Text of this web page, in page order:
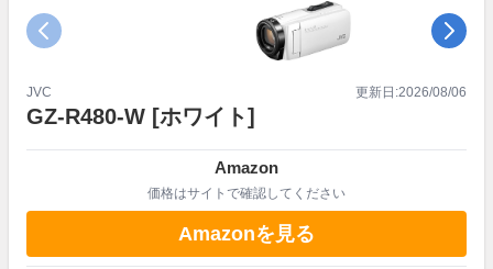
JVC
GZ-R480-W [ホワイト]
更新日:2026/08/06
Amazon
価格はサイトで確認してください
Amazonを見る